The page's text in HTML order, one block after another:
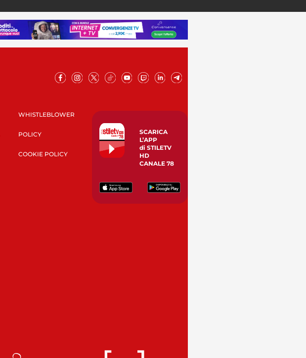
WHISTLEBLOWER
POLICY
COOKIE POLICY
SCARICA
L’APP
di STILETV
HD
CANALE 78